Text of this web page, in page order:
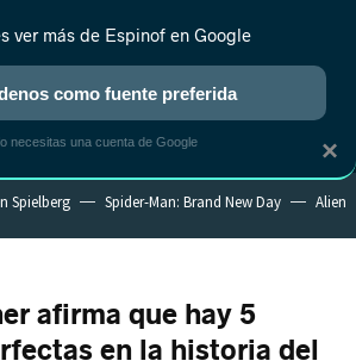
NUEVO
REALITY ANIME RANKINGS CINE
Spielberg Spider-Man: Brand New Day Alien
afirma que hay 5
en la historia del
×
ver más de Espinof en Google
como fuente preferida
necesitas una cuenta de Google